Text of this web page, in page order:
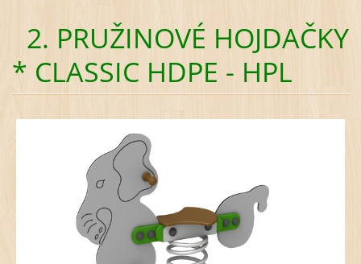
2. PRUŽINOVÉ HOJDAČKY
* CLASSIC HDPE - HPL